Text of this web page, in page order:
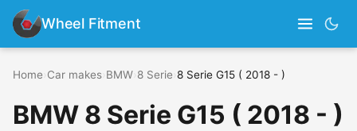
Wheel Fitment
Home Car makes BMW 8 Serie 8 Serie G15 ( 2018 - )
BMW 8 Serie G15 ( 2018 - )